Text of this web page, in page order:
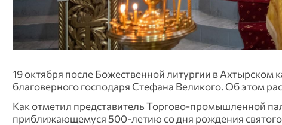
19 октября после Божественной литургии в
благоверного господаря Стефана Великого. Об этом
Как отметил представитель Торгово-промышленной
приближающемуся 500-летию со дня рождения